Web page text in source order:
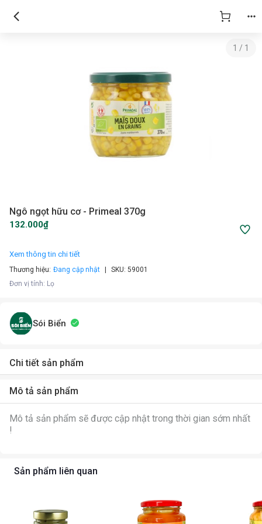
1 / 1
Ngô ngọt hữu cơ - Primeal 370g
132.000₫
Xem thông tin chi tiết
Thương hiệu: Đang cập nhật SKU: 59001
Đơn vị tính: Lọ
Sói Biển
Chi tiết sản phẩm
Mô tả sản phẩm
Mô tả sản phẩm sẽ được cập nhật trong thời gian sớm nhất
!
Sản phẩm liên quan